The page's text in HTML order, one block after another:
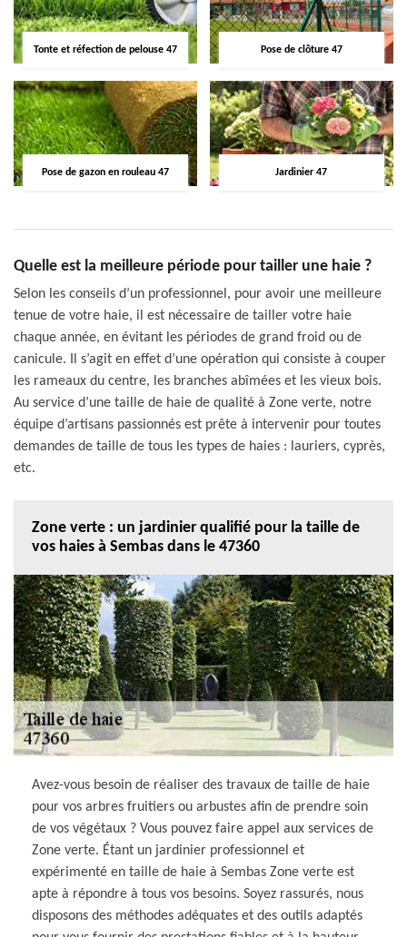
Tonte et réfection de pelouse 47 Pose de clôture 47
Pose de gazon en rouleau 47 Jardinier 47
Quelle est la meilleure période pour tailler une haie ?
Selon les conseils d’un professionnel, pour avoir une meilleure
tenue de votre haie, il est nécessaire de tailler votre haie
chaque année, en évitant les périodes de grand froid ou de
canicule. Il s’agit en effet d’une opération qui consiste à couper
les rameaux du centre, les branches abîmées et les vieux bois.
Au service d’une taille de haie de qualité à Zone verte, notre
équipe d’artisans passionnés est prête à intervenir pour toutes
demandes de taille de tous les types de haies : lauriers, cyprès,
etc.
Zone verte : un jardinier qualifié pour la taille de
vos haies à Sembas dans le 47360
Avez-vous besoin de réaliser des travaux de taille de haie
pour vos arbres fruitiers ou arbustes afin de prendre soin
de vos végétaux ? Vous pouvez faire appel aux services de
Zone verte. Étant un jardinier professionnel et
expérimenté en taille de haie à Sembas Zone verte est
apte à répondre à tous vos besoins. Soyez rassurés, nous
disposons des méthodes adéquates et des outils adaptés